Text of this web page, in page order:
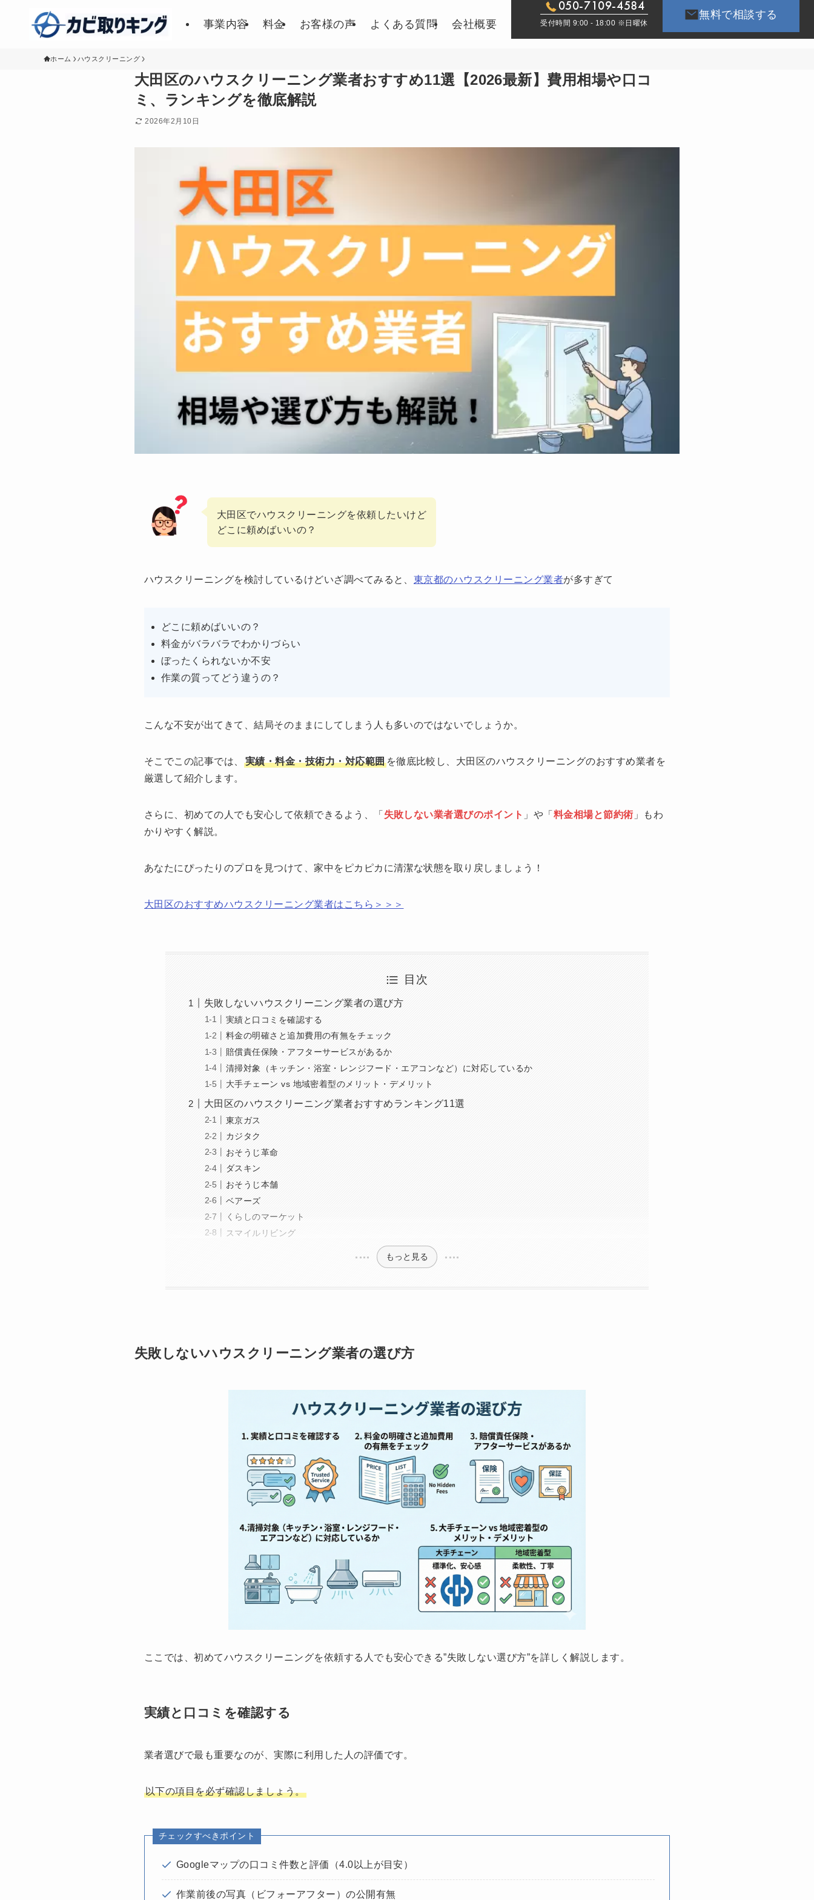
事業内容 料金 お客様の声 よくある質問 会社概要
050-7109-4584
受付時間 9:00 - 18:00 ※日曜休
無料で相談する
ホーム ハウスクリーニング
大田区のハウスクリーニング業者おすすめ11選【2026最新】費用相場や口コ
ミ、ランキングを徹底解説
2026年2月10日
大田区でハウスクリーニングを依頼したいけど
どこに頼めばいいの？
ハウスクリーニングを検討しているけどいざ調べてみると、 東京都のハウスクリーニング業者が多すぎて
どこに頼めばいいの？
料金がバラバラでわかりづらい
ぼったくられないか不安
作業の質ってどう違うの？
こんな不安が出てきて、結局そのままにしてしまう人も多いのではないでしょうか。
そこでこの記事では、 実績・料金・技術力・対応範囲を徹底比較し、大田区のハウスクリーニングのおすすめ業者を
厳選して紹介します。
さらに、初めての人でも安心して依頼できるよう、「 失敗しない業者選びのポイント 」や「 料金相場と節約術 」もわ
かりやすく解説。
あなたにぴったりのプロを見つけて、家中をピカピカに清潔な状態を取り戻しましょう！
大田区のおすすめハウスクリーニング業者はこちら＞＞＞
目次
失敗しないハウスクリーニング業者の選び方
実績と口コミを確認する
料金の明確さと追加費用の有無をチェック
賠償責任保険・アフターサービスがあるか
清掃対象（キッチン・浴室・レンジフード・エアコンなど）に対応しているか
大手チェーン vs 地域密着型のメリット・デメリット
大田区のハウスクリーニング業者おすすめランキング11選
東京ガス
カジタク
おそうじ革命
ダスキン
おそうじ本舗
ベアーズ
くらしのマーケット
スマイルリビング
もっと見る
失敗しないハウスクリーニング業者の選び方
ここでは、初めてハウスクリーニングを依頼する人でも安心できる”失敗しない選び方”を詳しく解説します。
実績と口コミを確認する
業者選びで最も重要なのが、実際に利用した人の評価です。
以下の項目を必ず確認しましょう。
チェックすべきポイント
Googleマップの口コミ件数と評価（4.0以上が目安）
作業前後の写真（ビフォーアフター）の公開有無